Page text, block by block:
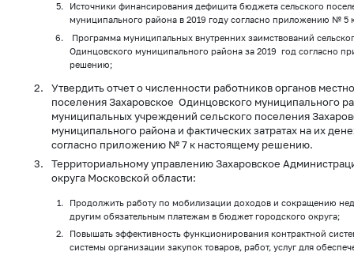
Источники финансирования дефицита бюджета сельского
муниципального района в 2019 году согласно приложению № 5
Программа муниципальных внутренних заимствований
Одинцовского муниципального района за 2019 год согласно
решению;
Утвердить отчет о численности работников органов
поселения Захаровское Одинцовского муниципального
муниципальных учреждений сельского поселения
муниципального района и фактических затратах на их
согласно приложению № 7 к настоящему решению.
Территориальному управлению Захаровское
округа Московской области:
Продолжить работу по мобилизации доходов и сокращению
другим обязательным платежам в бюджет городского округа;
Повышать эффективность функционирования контрактной
системы организации закупок товаров, работ, услуг для